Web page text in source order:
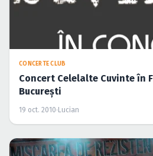
CONCERTE CLUB
Concert Celelalte Cuvinte în
Bucureşti
19 oct. 2010·Lucian